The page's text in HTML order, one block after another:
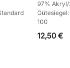
97%
100
12,50€